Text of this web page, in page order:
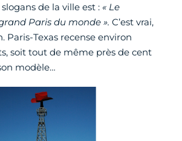
de la ville est : « Le
Paris du monde ». C’est vrai,
Paris-Texas recense environ
soit tout de même près de cent
modèle…